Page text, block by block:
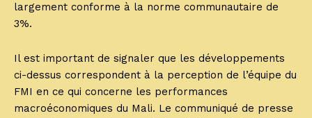
largement conforme à la norme communautaire de
3%.
Il est important de signaler que les développements
ci-dessus correspondent à la perception de l’équipe du
FMI en ce qui concerne les performances
macroéconomiques du Mali. Le communiqué de presse